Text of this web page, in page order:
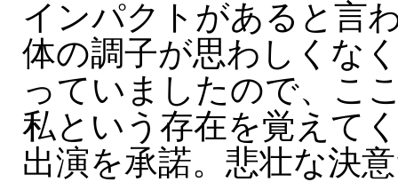
インパクトがあると言
体の調子が思わしくな
っていましたので、こ
私という存在を覚えて
出演を承諾。悲壮な決